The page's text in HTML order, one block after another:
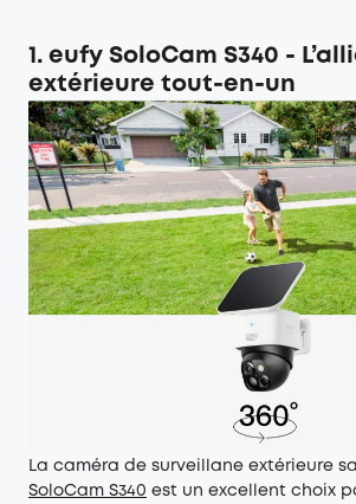
1. eufy SoloCam S340 -
extérieure tout-en-un
La caméra de surveillane extérieure
SoloCam S340 est un excellent choix